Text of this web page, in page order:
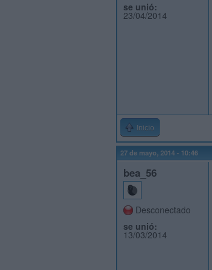
se unió:
23/04/2014
Inicio
27 de mayo, 2014 - 10:46
bea_56
Desconectado
se unió:
13/03/2014